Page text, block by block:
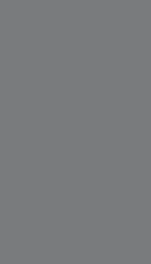
A-03-B-
FW